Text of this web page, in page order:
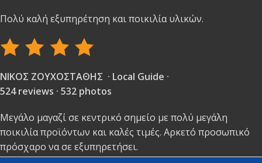
Πολύ καλή εξυπηρέτηση και ποικιλία υλικών.
ΝΙΚΟΣ ΖΟΥΧΟΣΤΑΘΗΣ · Local Guide ·
524 reviews · 532 photos
Μεγάλο μαγαζί σε κεντρικό σημείο με πολύ μεγάλη
ποικιλία προϊόντων και καλές τιμές. Αρκετό προσωπικό
πρόσχαρο να σε εξυπηρετήσει.